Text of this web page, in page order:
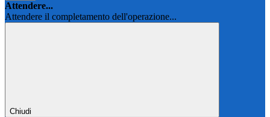
Attendere...
Attendere il completamento dell'operazione...
Chiudi